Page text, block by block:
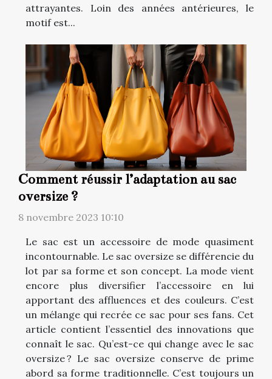
attrayantes. Loin des années antérieures, le
motif est...
Comment réussir l’adaptation au sac
oversize ?
8 novembre 2023 10:10
Le sac est un accessoire de mode quasiment
incontournable. Le sac oversize se différencie du
lot par sa forme et son concept. La mode vient
encore plus diversifier l’accessoire en lui
apportant des affluences et des couleurs. C’est
un mélange qui recrée ce sac pour ses fans. Cet
article contient l’essentiel des innovations que
connaît le sac. Qu’est-ce qui change avec le sac
oversize ? Le sac oversize conserve de prime
abord sa forme traditionnelle. C’est toujours un